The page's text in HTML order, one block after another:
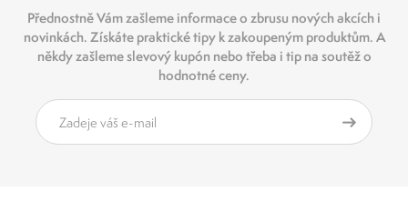
Přednostně Vám zašleme informace o zbrusu nových akcích i
novinkách. Získáte praktické tipy k zakoupeným produktům. A
někdy zašleme slevový kupón nebo třeba i tip na soutěž o
hodnotné ceny.